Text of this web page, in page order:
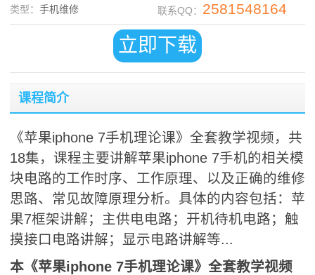
类型： 手机维修 联系QQ： 2581548164
立即下载
课程简介
《苹果iphone 7手机理论课》全套教学视频，共
18集，课程主要讲解苹果iphone 7手机的相关模
块电路的工作时序、工作原理、以及正确的维修
思路、常见故障原理分析。具体的内容包括：苹
果7框架讲解；主供电电路；开机待机电路；触
摸接口电路讲解；显示电路讲解等...
本《苹果iphone 7手机理论课》全套教学视频